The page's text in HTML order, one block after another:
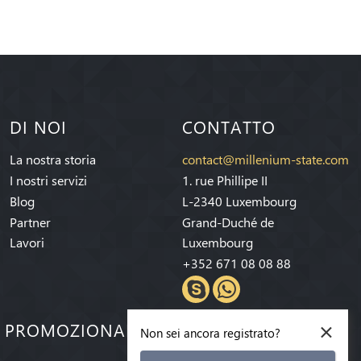
DI NOI
La nostra storia
I nostri servizi
Blog
Partner
Lavori
CONTATTO
contact@millenium-state.com
1. rue Phillipe II
L-2340 Luxembourg
Grand-Duché de
Luxembourg
+352 671 08 08 88
PROMOZIONALI! ×
Non sei ancora registrato?